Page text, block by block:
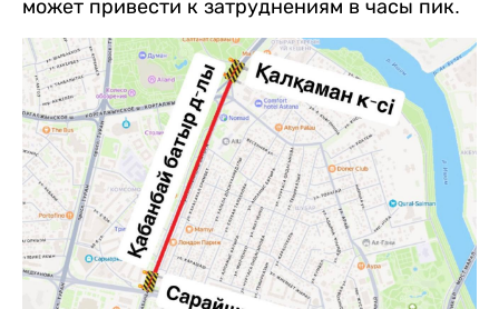
может привести к затруднениям в часы пик.